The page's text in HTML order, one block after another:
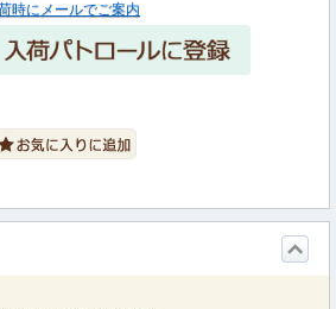
時にメールでご案内